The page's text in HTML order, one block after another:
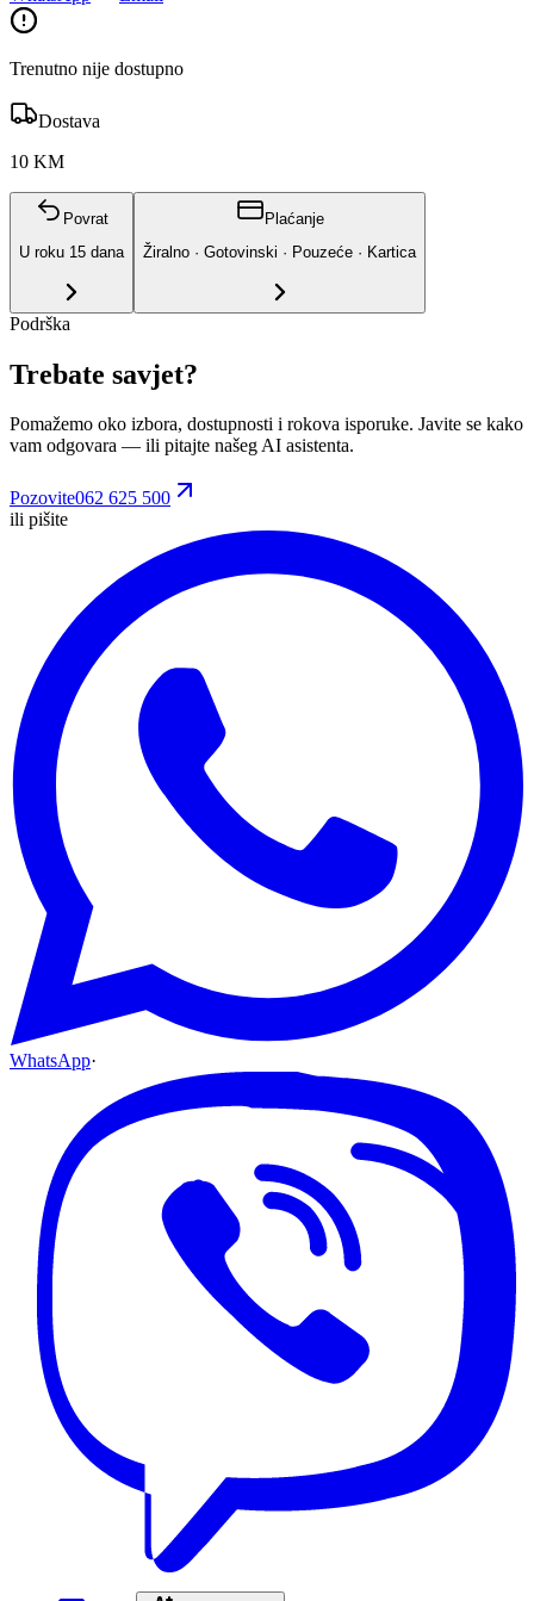
Trenutno nije dostupno
Dostava
10 KM
Povrat
U roku 15 dana
Plaćanje
Žiralno · Gotovinski · Pouzeće · Kartica
Podrška
Trebate savjet?
Pomažemo oko izbora, dostupnosti i rokova isporuke. Javite se kako
vam odgovara — ili pitajte našeg AI asistenta.
Pozovite062 625 500
ili pišite
WhatsApp·